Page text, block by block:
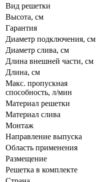
Вид решетки
Высота, см
Гарантия
Диаметр подключения, см
Диаметр слива, см
Длина внешней части, см
Длина, см
Макс. пропускная
способность, л/мин
Материал решетки
Материал слива
Монтаж
Направление выпуска
Область применения
Размещение
Решетка в комплекте